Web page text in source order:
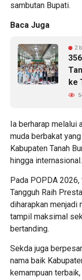
sambutan Bupati.
Baca Juga
2
ke
Ia berharap
muda berbakat
Kabupaten Tanah
hingga internasional.
Pada POPDA
Tangguh Raih
diharapkan menjadi
tampil maksimal
bertanding.
Sekda juga
nama baik
kemampuan